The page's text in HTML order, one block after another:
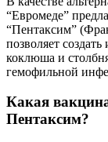
“Евромеде”
“Пентаксим”
позволяет
коклюша и
гемофильной
Какая
Пентаксим?